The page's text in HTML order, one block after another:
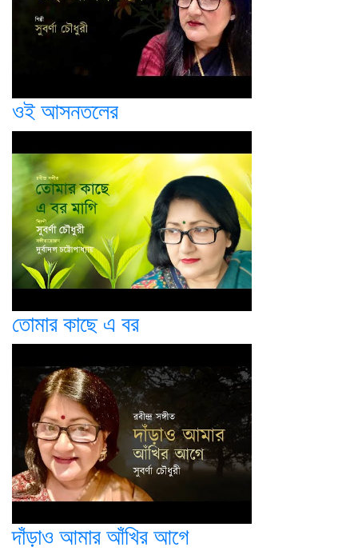
ওই আসনতলের
তোমার কাছে এ বর
দাঁড়াও আমার আঁখির আগে